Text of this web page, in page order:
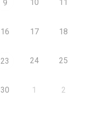
9 10 11
16 17 18
23 24 25
30 1 2